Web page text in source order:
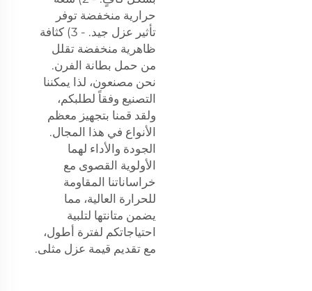
حرارية منخفضة توفر
تأثير عزل جيد. - 3) كثافة
ظاهرية منخفضة تقلل
من حمل بطانة الفرن.
نحن مصنعون، لذا يمكننا
التصنيع وفقاً لطلبكم،
ولقد قمنا بتجهيز معظم
الأنواع في هذا المجال.
الجودة والأداء لهما
الأولوية القصوى مع
خراساناتنا المقاومة
للحرارة العالية، مما
يضمن متانتها لتلبية
احتياجاتكم لفترة أطول،
مع تقديم قيمة عزل مثلى.